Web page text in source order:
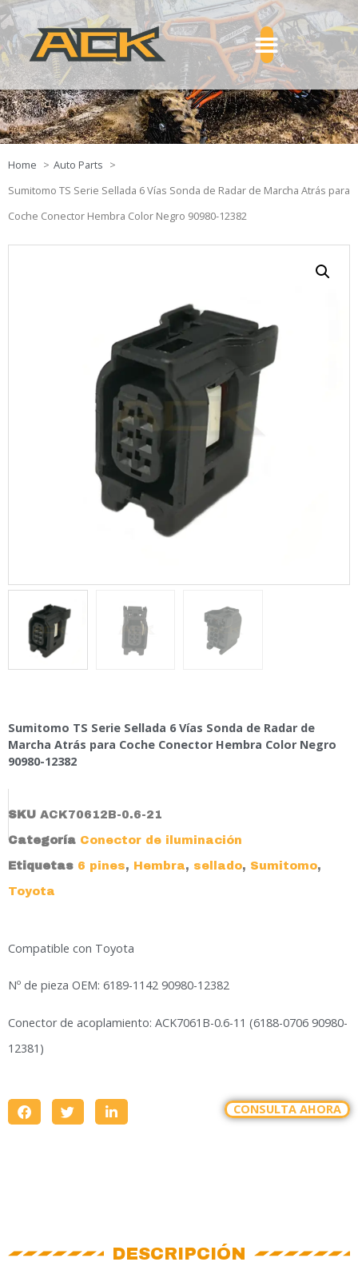
Home
Auto Parts
Sumitomo TS Serie Sellada 6 Vías Sonda de Radar de Marcha Atrás para
Coche Conector Hembra Color Negro 90980-12382
Sumitomo TS Serie Sellada 6 Vías Sonda de Radar de
Marcha Atrás para Coche Conector Hembra Color Negro
90980-12382
SKU ACK70612B-0.6-21
Categoría Conector de iluminación
Etiquetas 6 pines, Hembra, sellado, Sumitomo,
Toyota
Compatible con Toyota
Nº de pieza OEM: 6189-1142 90980-12382
Conector de acoplamiento: ACK7061B-0.6-11 (6188-0706 90980-
12381)
CONSULTA AHORA
DESCRIPCIÓN